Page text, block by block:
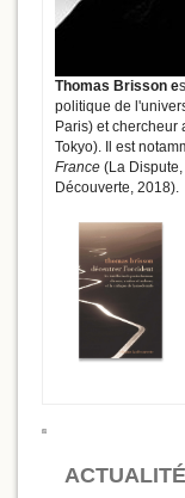
Thomas Brisson e
politique de
Paris) et chercheur
Tokyo). Il est
France (La
Découverte, 2018).